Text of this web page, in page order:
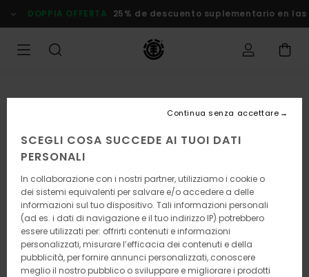
alle
informazioni
prodotto
DOPPIA OFFERTA 25% de descuento suplementario en
SCEGLI COSA SUCCEDE AI TUOI DATI
PERSONALI
In collaborazione con i nostri partner, utilizziamo i cookie o
dei sistemi equivalenti per salvare e/o accedere a delle
informazioni sul tuo dispositivo. Tali informazioni personali
(ad es. i dati di navigazione e il tuo indirizzo IP) potrebbero
essere utilizzati per: offrirti contenuti e informazioni
personalizzati, misurare l’efficacia dei contenuti e della
pubblicità, per fornire annunci personalizzati, conoscere
meglio il nostro pubblico o sviluppare e migliorare i prodotti
Continua senza accettare